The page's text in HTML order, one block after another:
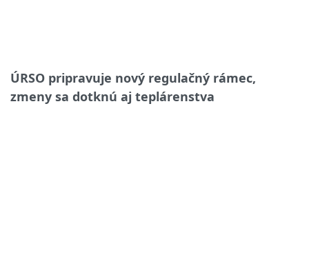
ÚRSO pripravuje nový regulačný rámec,
zmeny sa dotknú aj teplárenstva